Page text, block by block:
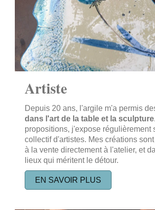
Artiste
Depuis 20 ans, l'argile m'a permis
dans l'art de la table et la sculpture
propositions, j'expose régulièrement
collectif d'artistes. Mes créations
à la vente directement à l'atelier, et
lieux qui méritent le détour.
EN SAVOIR PLUS